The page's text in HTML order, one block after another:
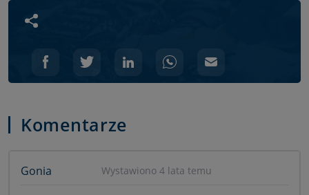
Komentarze
Gonia Wystawiono 4 lata temu